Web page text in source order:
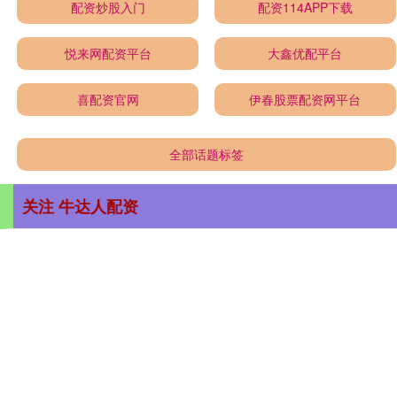
配资炒股入门 配资114APP下载
悦来网配资平台 大鑫优配平台
喜配资官网 伊春股票配资网平台
全部话题标签
关注 牛达人配资